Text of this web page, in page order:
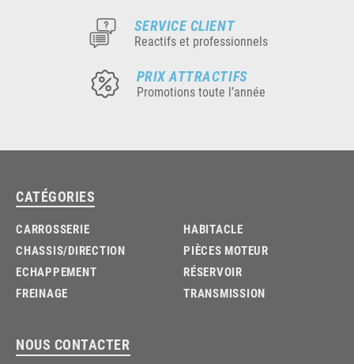
SERVICE CLIENT
Reactifs et professionnels
PRIX ATTRACTIFS
Promotions toute l’année
CATÉGORIES
CARROSSERIE
CHASSIS/DIRECTION
ECHAPPEMENT
FREINAGE
HABITACLE
PIÈCES MOTEUR
RÉSERVOIR
TRANSMISSION
NOUS CONTACTER